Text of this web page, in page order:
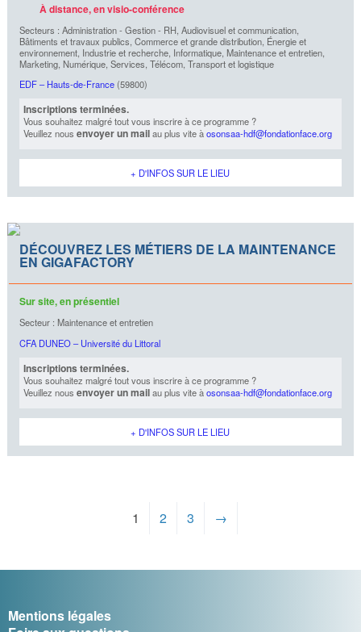
À distance, en visio-conférence
Secteurs : Administration - Gestion - RH, Audiovisuel et communication,
Bâtiments et travaux publics, Commerce et grande distribution, Énergie et
environnement, Industrie et recherche, Informatique, Maintenance et entretien,
Marketing, Numérique, Services, Télécom, Transport et logistique
EDF – Hauts-de-France (59800)
Inscriptions terminées.
Vous souhaitez malgré tout vous inscrire à ce programme ?
Veuillez nous envoyer un mailau plus vite àosonsaa-hdf@fondationface.org
+ D'INFOS SUR LE LIEU
DÉCOUVREZ LES MÉTIERS DE LA MAINTENANCE
EN GIGAFACTORY
Sur site, en présentiel
Secteur : Maintenance et entretien
CFA DUNEO – Université du Littoral
Inscriptions terminées.
Vous souhaitez malgré tout vous inscrire à ce programme ?
Veuillez nous envoyer un mailau plus vite àosonsaa-hdf@fondationface.org
+ D'INFOS SUR LE LIEU
1 2 3 →
Mentions légales